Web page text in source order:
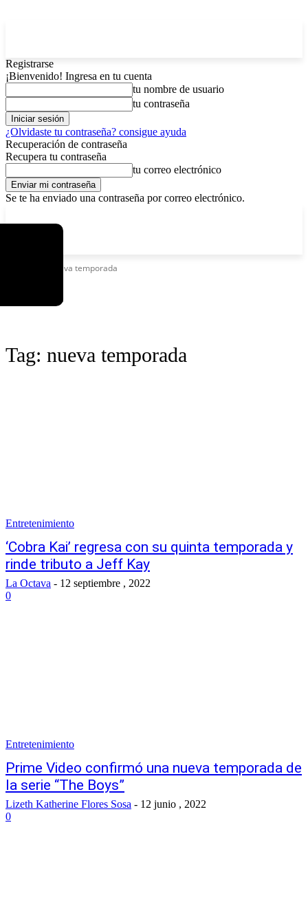
Registrarse
¡Bienvenido! Ingresa en tu cuenta
tu nombre de usuario
tu contraseña
¿Olvidaste tu contraseña? consigue ayuda
Recuperación de contraseña
Recupera tu contraseña
tu correo electrónico
Se te ha enviado una contraseña por correo electrónico.
Nueva temporada
Tag: nueva temporada
Entretenimiento
‘Cobra Kai’ regresa con su quinta temporada y
rinde tributo a Jeff Kay
La Octava - 12 septiembre , 2022
0
Entretenimiento
Prime Video confirmó una nueva temporada de
la serie “The Boys”
Lizeth Katherine Flores Sosa - 12 junio , 2022
0